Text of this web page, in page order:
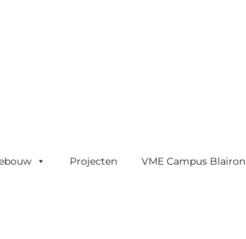
Projecten VME Campus Blairon